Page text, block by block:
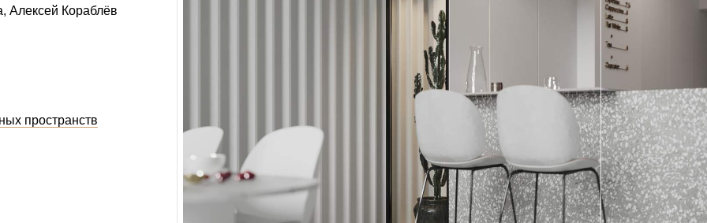
Алексей Кораблёв
пространств